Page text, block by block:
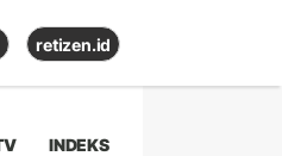
retizen.id
INDEKS